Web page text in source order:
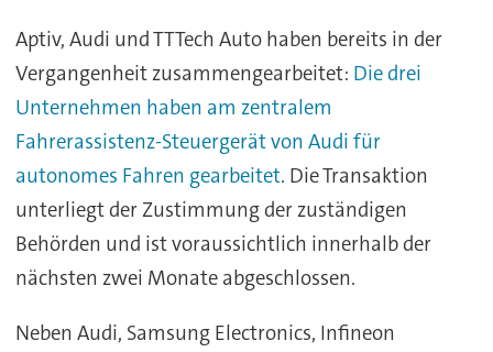
Aptiv, Audi und TTTech Auto haben bereits in der
Vergangenheit zusammengearbeitet: Die drei
Unternehmen haben am zentralem
Fahrerassistenz-Steuergerät von Audi für
autonomes Fahren gearbeitet. Die Transaktion
unterliegt der Zustimmung der zuständigen
Behörden und ist voraussichtlich innerhalb der
nächsten zwei Monate abgeschlossen.
Neben Audi, Samsung Electronics, Infineon